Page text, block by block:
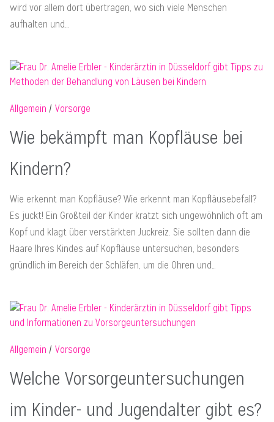
wird vor allem dort übertragen, wo sich viele Menschen
aufhalten und…
Allgemein Vorsorge
Wie bekämpft man Kopfläuse bei
Kindern?
Wie erkennt man Kopfläuse? Wie erkennt man Kopfläusebefall?
Es juckt! Ein Großteil der Kinder kratzt sich ungewöhnlich oft am
Kopf und klagt über verstärkten Juckreiz. Sie sollten dann die
Haare Ihres Kindes auf Kopfläuse untersuchen, besonders
gründlich im Bereich der Schläfen, um die Ohren und…
Allgemein Vorsorge
Welche Vorsorgeuntersuchungen
im Kinder- und Jugendalter gibt es?